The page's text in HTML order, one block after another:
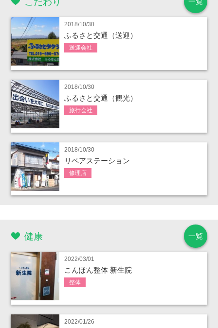
2018/10/30
ふるさと交通（送迎）
送迎会社
2018/10/30
ふるさと交通（観光）
旅行会社
2018/10/30
リペアステーション
修理店
一覧
健康
2022/03/01
こんぽん整体 新生院
整体
2022/01/26